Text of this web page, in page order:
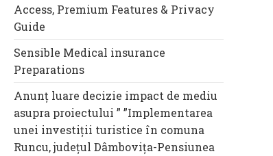
Access, Premium Features & Privacy
Guide
Sensible Medical insurance
Preparations
Anunț luare decizie impact de mediu
asupra proiectului ” ”Implementarea
unei investiții turistice în comuna
Runcu, județul Dâmbovița-Pensiunea